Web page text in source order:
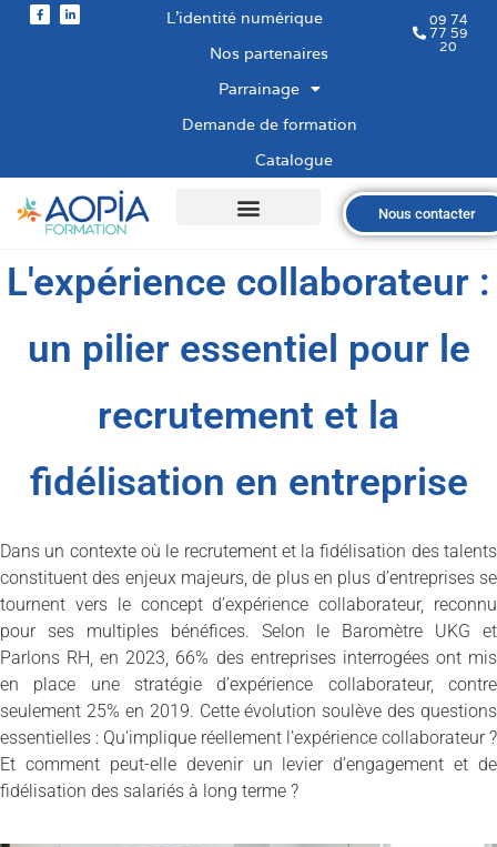
L’identité numérique
Nos partenaires
Parrainage
Demande de formation
Catalogue
09 74
77 59
20
Nous contacter
L'expérience collaborateur :
un pilier essentiel pour le
recrutement et la
fidélisation en entreprise
Dans un contexte où le recrutement et la fidélisation des talents
constituent des enjeux majeurs, de plus en plus d’entreprises se
tournent vers le concept d’expérience collaborateur, reconnu
pour ses multiples bénéfices. Selon le Baromètre UKG et
Parlons RH, en 2023, 66% des entreprises interrogées ont mis
en place une stratégie d’expérience collaborateur, contre
seulement 25% en 2019. Cette évolution soulève des questions
essentielles : Qu’implique réellement l’expérience collaborateur ?
Et comment peut-elle devenir un levier d’engagement et de
fidélisation des salariés à long terme ?